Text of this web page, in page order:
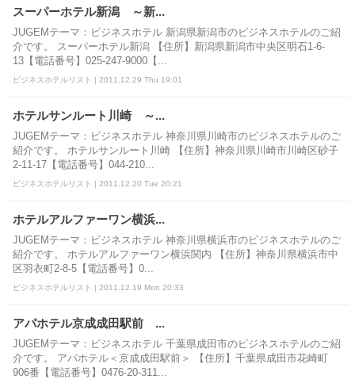
スーパーホテル新潟 ～新...
JUGEMテーマ：ビジネスホテル 新潟県新潟市のビジネスホテルのご紹
介です。 スーパーホテル新潟 【住所】新潟県新潟市中央区明石1-6-
13【電話番号】025-247-9000【...
ビジネスホテルリスト | 2011.12.29 Thu 19:01
ホテルサンルート川崎 ～...
JUGEMテーマ：ビジネスホテル 神奈川県川崎市のビジネスホテルのご
紹介です。 ホテルサンルート川崎 【住所】神奈川県川崎市川崎区砂子
2-11-17【電話番号】044-210...
ビジネスホテルリスト | 2011.12.20 Tue 20:21
ホテルアルファーワン横浜...
JUGEMテーマ：ビジネスホテル 神奈川県横浜市のビジネスホテルのご
紹介です。 ホテルアルファーワン横浜関内 【住所】神奈川県横浜市中
区羽衣町2-8-5【電話番号】0...
ビジネスホテルリスト | 2011.12.19 Mon 20:33
アパホテル京成成田駅前 ...
JUGEMテーマ：ビジネスホテル 千葉県成田市のビジネスホテルのご紹
介です。 アパホテル＜京成成田駅前＞ 【住所】千葉県成田市花崎町
906番【電話番号】0476-20-311...